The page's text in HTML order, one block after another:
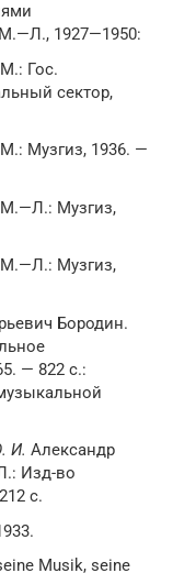
М.—Л., 1927—1950:
М.: Гос.
сектор,
М.: Музгиз, 1936. —
М.—Л.: Музгиз,
М.—Л.: Музгиз,
Бородин.
— 822 с.:
И. Александр
: Изд-во
с.
Musik, seine